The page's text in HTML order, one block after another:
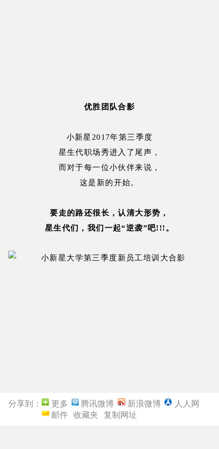
优胜团队合影
小新星2017年第三季度
星生代职场秀进入了尾声，
而对于每一位小伙伴来说，
这是新的开始。
要走的路还很长，认清大形势，
星生代们，我们一起“逆袭”吧!!!。
分享到： 更多 腾讯微博 新浪微博
人人网
邮件 收藏夹 复制网址